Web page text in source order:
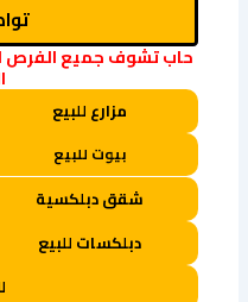
حاب تشوف جميع الفرص
مزارع للبيع
بيوت للبيع
شقق دبلكسية
دبلكسات للبيع